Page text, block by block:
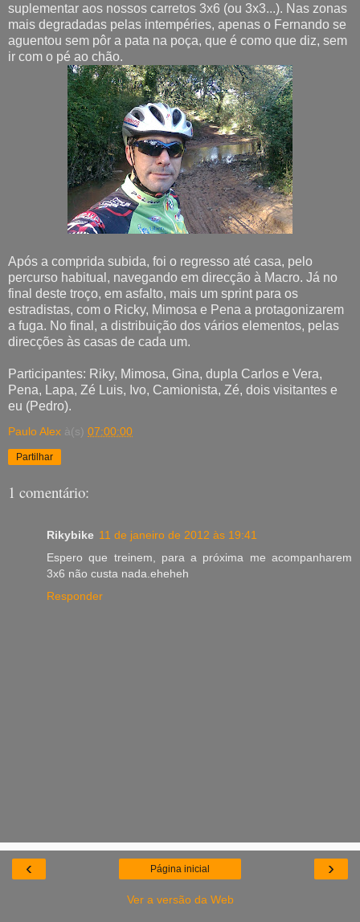
suplementar aos nossos carretos 3x6 (ou 3x3...). Nas zonas
mais degradadas pelas intempéries, apenas o Fernando se
aguentou sem pôr a pata na poça, que é como que diz, sem
ir com o pé ao chão.
Após a comprida subida, foi o regresso até casa, pelo
percurso habitual, navegando em direcção à Macro. Já no
final deste troço, em asfalto, mais um sprint para os
estradistas, com o Ricky, Mimosa e Pena a protagonizarem
a fuga. No final, a distribuição dos vários elementos, pelas
direcções às casas de cada um.
Participantes: Riky, Mimosa, Gina, dupla Carlos e Vera,
Pena, Lapa, Zé Luis, Ivo, Camionista, Zé, dois visitantes e
eu (Pedro).
Paulo Alex à(s) 07:00:00
Partilhar
1 comentário:
Rikybike 11 de janeiro de 2012 às 19:41
Espero que treinem, para a próxima me acompanharem
3x6 não custa nada.eheheh
Responder
‹ ›
Página inicial
Ver a versão da Web